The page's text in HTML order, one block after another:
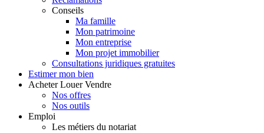
Conseils
Ma famille
Mon patrimoine
Mon entreprise
Mon projet immobilier
Consultations juridiques gratuites
Estimer mon bien
Acheter Louer Vendre
Nos offres
Nos outils
Emploi
Les métiers du notariat